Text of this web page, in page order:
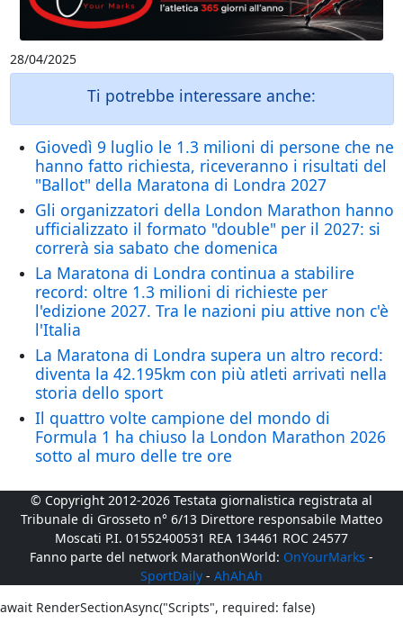
28/04/2025
Ti potrebbe interessare anche:
Giovedì 9 luglio le 1.3 milioni di persone che ne
hanno fatto richiesta, riceveranno i risultati del
"Ballot" della Maratona di Londra 2027
Gli organizzatori della London Marathon hanno
ufficializzato il formato "double" per il 2027: si
correrà sia sabato che domenica
La Maratona di Londra continua a stabilire
record: oltre 1.3 milioni di richieste per
l'edizione 2027. Tra le nazioni piu attive non c'è
l'Italia
La Maratona di Londra supera un altro record:
diventa la 42.195km con più atleti arrivati nella
storia dello sport
Il quattro volte campione del mondo di
Formula 1 ha chiuso la London Marathon 2026
sotto al muro delle tre ore
© Copyright 2012-2026 Testata giornalistica registrata al
Tribunale di Grosseto n° 6/13 Direttore responsabile Matteo
Moscati P.I. 01552400531 REA 134461 ROC 24577
Fanno parte del network MarathonWorld: OnYourMarks -
SportDaily - AhAhAh
await RenderSectionAsync("Scripts", required: false)